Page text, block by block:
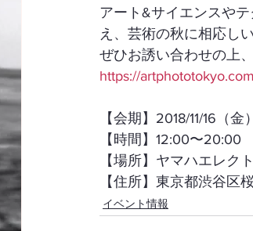
アート&サイエンスや
え、芸術の秋に相応し
ぜひお誘い合わせの上
https://artphototokyo.com
【会期】2018/11/16（
【時間】12:00〜20:00
【場所】ヤマハエレク
【住所】東京都渋谷区
イベント情報